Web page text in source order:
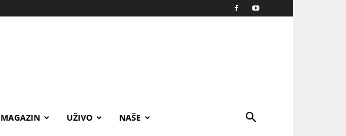
MAGAZIN UŽIVO NAŠE